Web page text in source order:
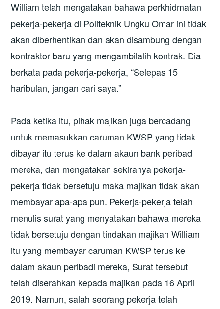
William telah mengatakan bahawa perkhidmatan
pekerja-pekerja di Politeknik Ungku Omar ini tidak
akan diberhentikan dan akan disambung dengan
kontraktor baru yang mengambilalih kontrak. Dia
berkata pada pekerja-pekerja, “Selepas 15
haribulan, jangan cari saya.”
Pada ketika itu, pihak majikan juga bercadang
untuk memasukkan caruman KWSP yang tidak
dibayar itu terus ke dalam akaun bank peribadi
mereka, dan mengatakan sekiranya pekerja-
pekerja tidak bersetuju maka majikan tidak akan
membayar apa-apa pun. Pekerja-pekerja telah
menulis surat yang menyatakan bahawa mereka
tidak bersetuju dengan tindakan majikan William
itu yang membayar caruman KWSP terus ke
dalam akaun peribadi mereka, Surat tersebut
telah diserahkan kepada majikan pada 16 April
2019. Namun, salah seorang pekerja telah